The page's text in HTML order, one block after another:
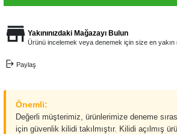
Yakınınızdaki Mağazayı Bulun
Ürünü incelemek veya denemek için size en yakın
Paylaş
Önemli:
Değerli müşterimiz, ürünlerimize deneme
için güvenlik kilidi takılmıştır. Kilidi açılmış